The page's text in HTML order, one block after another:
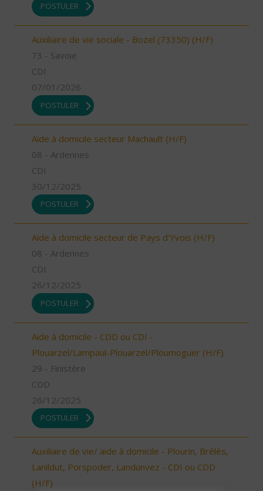
POSTULER
Auxiliaire de vie sociale - Bozel (73350) (H/F)
73 - Savoie
CDI
07/01/2026
POSTULER
Aide à domicile secteur Machault (H/F)
08 - Ardennes
CDI
30/12/2025
POSTULER
Aide à domicile secteur de Pays d'Yvois (H/F)
08 - Ardennes
CDI
26/12/2025
POSTULER
Aide à domicile - CDD ou CDI -
Plouarzel/Lampaul-Plouarzel/Ploumoguer (H/F)
29 - Finistère
CDD
26/12/2025
POSTULER
Auxiliaire de vie/ aide à domicile - Plourin, Brélès,
Lanildut, Porspoder, Landunvez - CDI ou CDD
(H/F)